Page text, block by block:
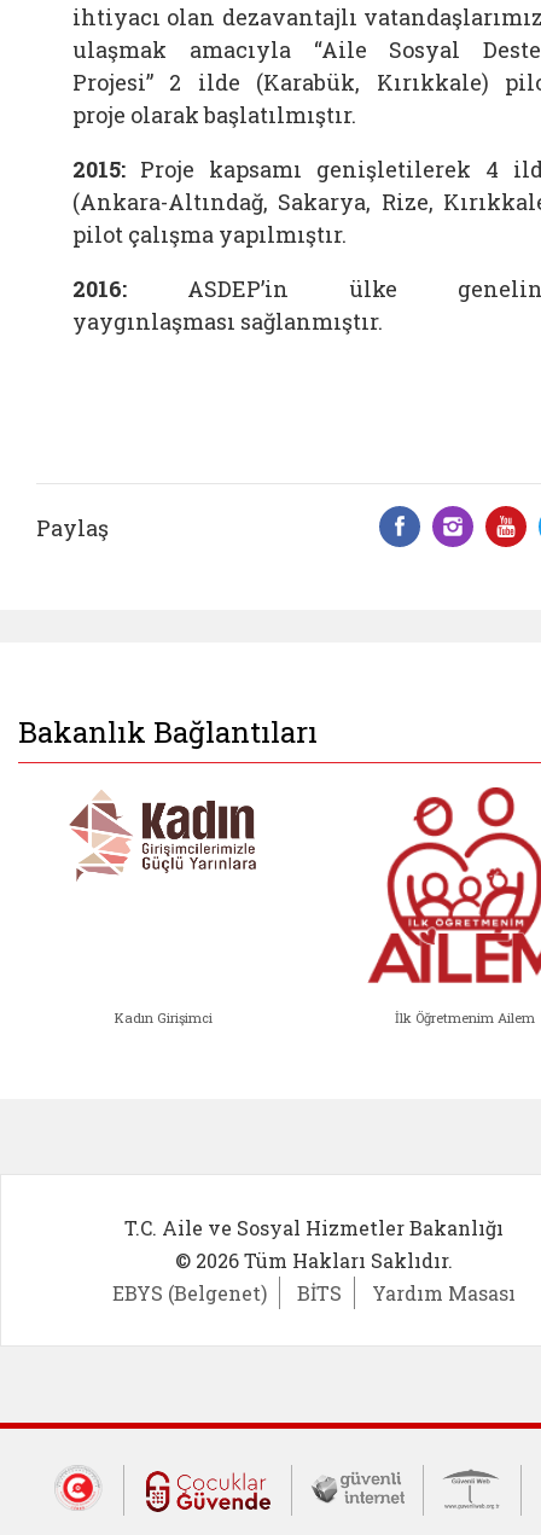
ihtiyacı olan dezavantajlı
ulaşmak amacıyla “Aile Sosyal
Projesi” 2 ilde (Karabük, Kırıkkale)
proje olarak başlatılmıştır.
2015: Proje kapsamı genişletilerek 4
(Ankara-Altındağ, Sakarya, Rize,
pilot çalışma yapılmıştır.
2016: ASDEP’in ülke
yaygınlaşması sağlanmıştır.
Paylaş
Bakanlık Bağlantıları
Kadın Girişimci İlk Öğretmenim Ailem
T.C. Aile ve Sosyal Hizmetler Bakanlığı
© 2026 Tüm Hakları Saklıdır.
EBYS (Belgenet)
BİTS Yardım Masası
Dış Bağlantılar
Cumhurbaşkanlığı İletişim Merkezi
Çocuklar Güvende (yeni
Güvenli